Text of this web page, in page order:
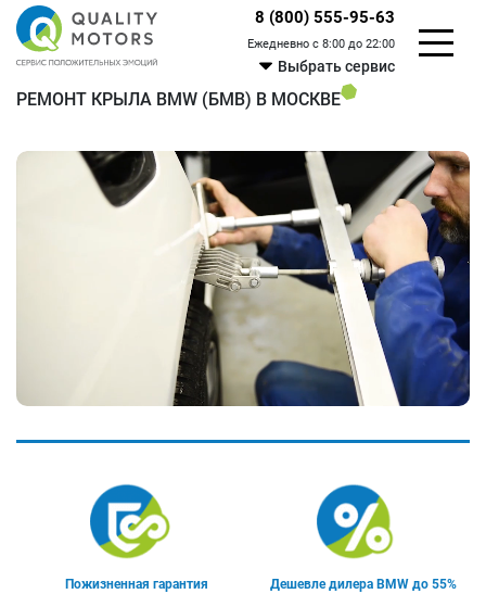
8 (800) 555-95-63
Ежедневно с 8:00 до 22:00
Выбрать сервис
РЕМОНТ КРЫЛА BMW (БМВ) В МОСКВЕ
Пожизненная гарантия Дешевле дилера BMW до 55%